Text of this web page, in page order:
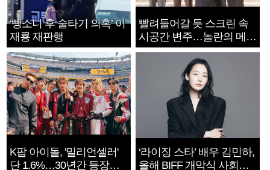
‘뺑소니 후 술타기 의혹’ 이
재룡 재판행
빨려들어갈 듯 스크린 속
시공간 변주…놀란의 메시
지는 ‘전쟁 속죄’
K팝 아이돌, '밀리언셀러'
단 1.6%…30년간 등장
‘라이징 스타’ 배우 김민하,
올해 BIFF 개막식 사회자